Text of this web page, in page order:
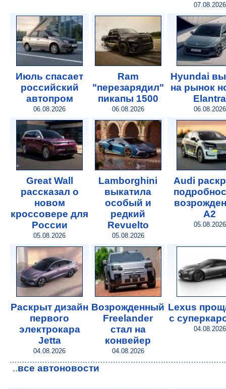
07.08.2026
Июль спасает
российский
автопром
06.08.2026
Ram
"перезарядил"
пикапы 1500
06.08.2026
Hyundai
на рынок
Elantra
06.08.2026
Great Wall
рассказал о
новом
кроссовере для
России
05.08.2026
Lamborghini
выкатила
особый и
редкий
Revuelto
05.08.2026
Audi
A2
05.08.2026
Раскрыт дизайн
первого
электрокара
Jetta
04.08.2026
Возрожденный
Freelander
стал на
конвейер
04.08.2026
Lexus
с
04.08.2026
..все автоновости